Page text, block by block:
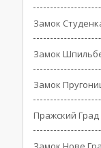
Замок
Замок
Замок
Пражский Град